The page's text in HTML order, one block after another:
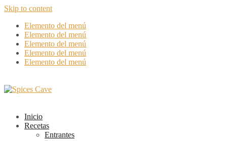
Skip to content
Elemento del menú
Elemento del menú
Elemento del menú
Elemento del menú
Elemento del menú
Inicio
Recetas
Entrantes